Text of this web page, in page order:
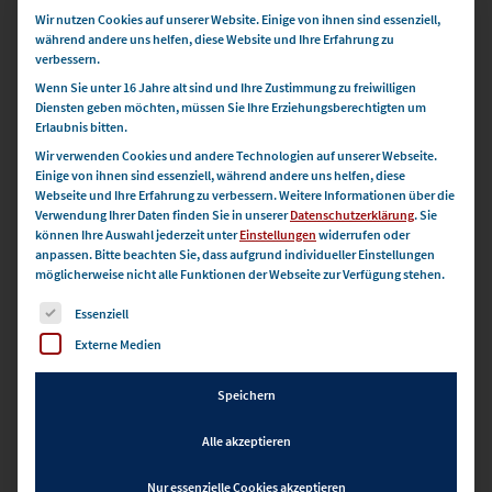
Ganztagsschulen werden“
Zoom
Reservierung Jetzt
Kostenlos
DO.
10
Wir nutzen Cookies auf unserer Website. Einige von ihnen sind essenziell,
während andere uns helfen, diese Website und Ihre Erfahrung zu
verbessern.
Wenn Sie unter 16 Jahre alt sind und Ihre Zustimmung zu freiwilligen
Diensten geben möchten, müssen Sie Ihre Erziehungsberechtigten um
Erlaubnis bitten.
Wir verwenden Cookies und andere Technologien auf unserer Webseite.
Einige von ihnen sind essenziell, während andere uns helfen, diese
Webseite und Ihre Erfahrung zu verbessern.Weitere Informationen über die
Verwendung Ihrer Daten finden Sie in unsererDatenschutzerklärung.Sie
können Ihre Auswahl jederzeit unterEinstellungen widerrufen oder
anpassen. Bitte beachten Sie, dass aufgrund individueller Einstellungen
möglicherweise nicht alle Funktionen der Webseite zur Verfügung stehen.
Es folgt eine Liste der Service-Gruppen, für die eine
Essenziell
Externe Medien
Speichern
Alle akzeptieren
Nur essenzielle Cookies akzeptieren